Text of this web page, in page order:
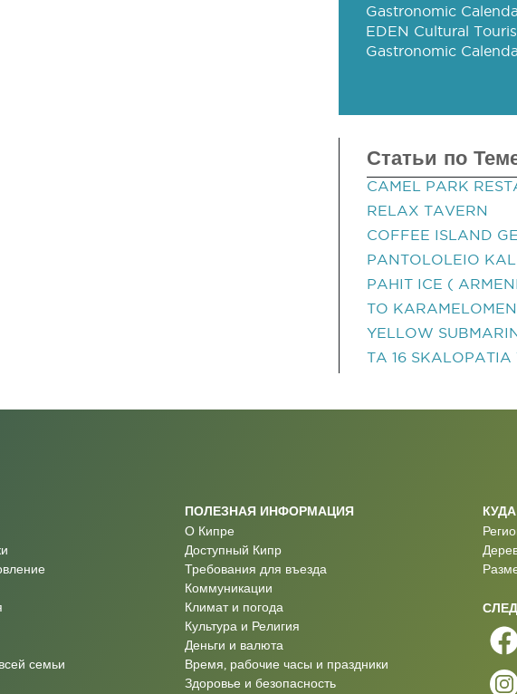
Gastronomic
EDEN Cultural
Gastronomic
Статьи по
CAMEL PARK
RELAX TAVERN
COFFEE ISLAND
PANTOLOLEIO
PAHIT ICE (
TO
YELLOW
TA 16 SKALOPATIA
семьи
ПОЛЕЗНАЯ ИНФОРМАЦИЯ
О Кипре
Доступный Кипр
Требования для въезда
Коммуникации
Климат и погода
Культура и Религия
Деньги и валюта
Время, рабочие часы и праздники
Здоровье и безопасность